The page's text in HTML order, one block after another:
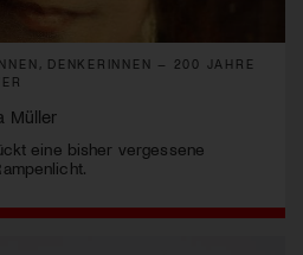
DENKERINNEN – 200 JAHRE
Müller
eine bisher vergessene